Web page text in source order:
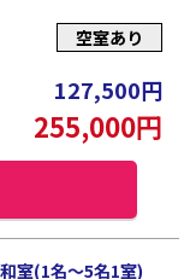
空室あり
127,500円
255,000円
室(1名～5名1室)